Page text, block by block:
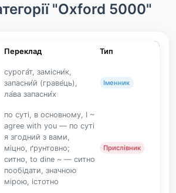
"Oxford 5000"
Переклад Тип
сурога́т, замісни́к,
запасни́й (граве́ць),
ла́ва запасни́х
Іменник
по суті, в основному, I ~
agree with you — по суті
я згодний з вами,
міцно, ґрунтовно;
ситно, to dine ~ — ситно
пообідати, значною
мірою, істотно
Прислівник